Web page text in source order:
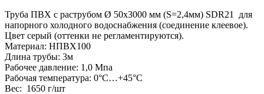
Труба ПВХ с раструбом Ø 50х3000 мм (S=2,4мм) SDR21 для
напорного холодного водоснабжения (соединение клеевое).
Цвет серый (оттенки не регламентируются).
Материал: НПВХ100
Длина трубы: 3м
Рабочее давление: 1,0 Мпа
Рабочая температура: 0°С…+45°С
Вес: 1650 г/шт